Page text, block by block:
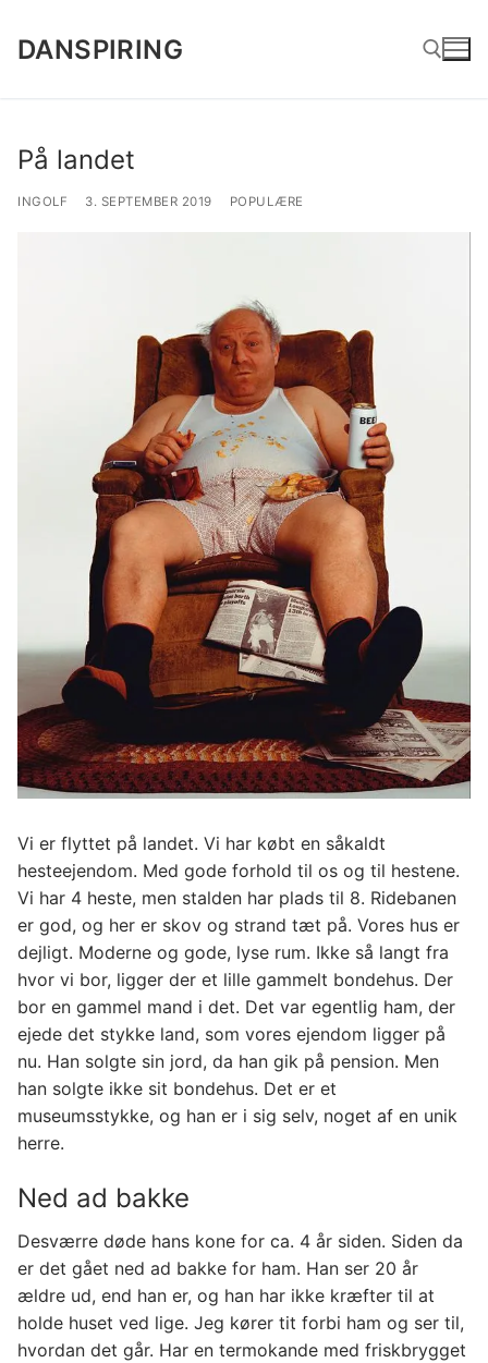
DANSPIRING
På landet
INGOLF 3. SEPTEMBER 2019 POPULÆRE
Vi er flyttet på landet. Vi har købt en såkaldt
hesteejendom. Med gode forhold til os og til hestene.
Vi har 4 heste, men stalden har plads til 8. Ridebanen
er god, og her er skov og strand tæt på. Vores hus er
dejligt. Moderne og gode, lyse rum. Ikke så langt fra
hvor vi bor, ligger der et lille gammelt bondehus. Der
bor en gammel mand i det. Det var egentlig ham, der
ejede det stykke land, som vores ejendom ligger på
nu. Han solgte sin jord, da han gik på pension. Men
han solgte ikke sit bondehus. Det er et
museumsstykke, og han er i sig selv, noget af en unik
herre.
Ned ad bakke
Desværre døde hans kone for ca. 4 år siden. Siden da
er det gået ned ad bakke for ham. Han ser 20 år
ældre ud, end han er, og han har ikke kræfter til at
holde huset ved lige. Jeg kører tit forbi ham og ser til,
hvordan det går. Har en termokande med friskbrygget